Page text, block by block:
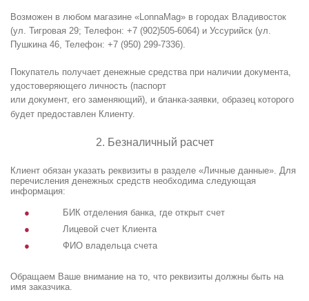
Возможен в любом магазине «LonnaMag» в городах Владивосток
(ул. Тигровая 29; Телефон: +7 (902)505-6064) и Уссурийск (ул.
Пушкина 46, Телефон: +7 (950) 299-7336).
Покупатель получает денежные средства при наличии документа,
удостоверяющего личность (паспорт
или документ, его заменяющий), и бланка-заявки, образец которого
будет предоставлен Клиенту.
2. Безналичный расчет
Клиент обязан указать реквизиты в разделе «Личные данные». Для
перечисления денежных средств необходима следующая
информация:
БИК отделения банка, где открыт счет
Лицевой счет Клиента
ФИО владельца счета
Обращаем Ваше внимание на то, что реквизиты должны быть на
имя заказчика.